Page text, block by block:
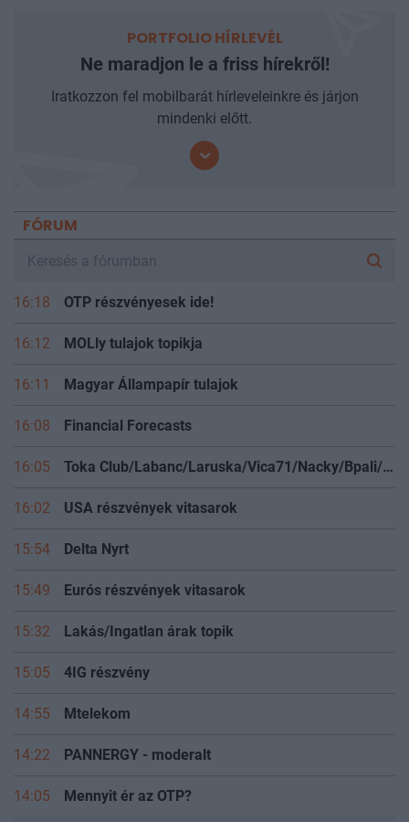
PORTFOLIO HÍRLEVÉL
Ne maradjon le a friss hírekről!
Iratkozzon fel mobilbarát hírleveleinkre és járjon
mindenki előtt.
FÓRUM
16:18 OTP részvényesek ide!
16:12 MOLly tulajok topikja
16:11 Magyar Állampapír tulajok
16:08 Financial Forecasts
16:05 Toka Club/Labanc/Laruska/Vica71/Nacky/Bpali/Oldrider/Josefernando/Mcbull/Kawaszabi
16:02 USA részvények vitasarok
15:54 Delta Nyrt
15:49 Eurós részvények vitasarok
15:32 Lakás/Ingatlan árak topik
15:05 4IG részvény
14:55 Mtelekom
14:22 PANNERGY - moderalt
14:05 Mennyit ér az OTP?